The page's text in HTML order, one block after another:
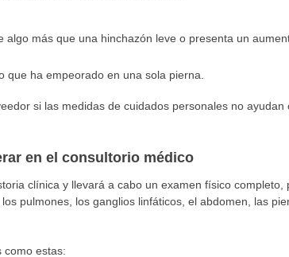
algo más que una hinchazón leve o presenta un
que ha empeorado en una sola pierna.
si las medidas de cuidados personales no ayudan
en el consultorio médico
clínica y llevará a cabo un examen físico completo,
pulmones, los ganglios linfáticos, el abdomen, las
como estas: